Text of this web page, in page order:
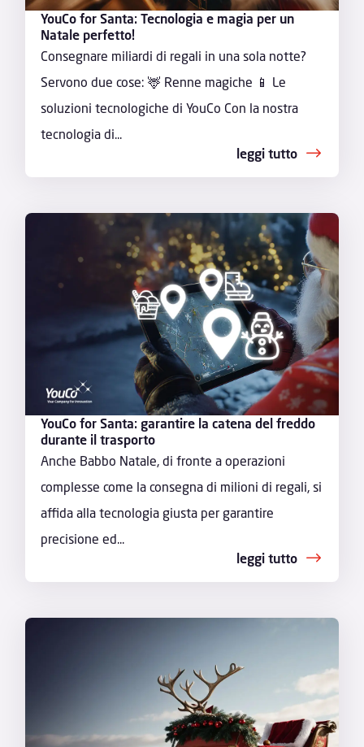
YouCo for Santa: Tecnologia e magia per un
Natale perfetto!
Consegnare miliardi di regali in una sola notte?
Servono due cose: 🦌 Renne magiche 📱 Le
soluzioni tecnologiche di YouCo Con la nostra
tecnologia di...
leggi tutto
YouCo for Santa: garantire la catena del freddo
durante il trasporto
Anche Babbo Natale, di fronte a operazioni
complesse come la consegna di milioni di regali, si
affida alla tecnologia giusta per garantire
precisione ed...
leggi tutto